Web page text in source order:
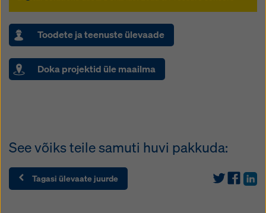
Toodete ja teenuste ülevaade
Doka projektid üle maailma
See võiks teile samuti huvi pakkuda:
Tagasi ülevaate juurde